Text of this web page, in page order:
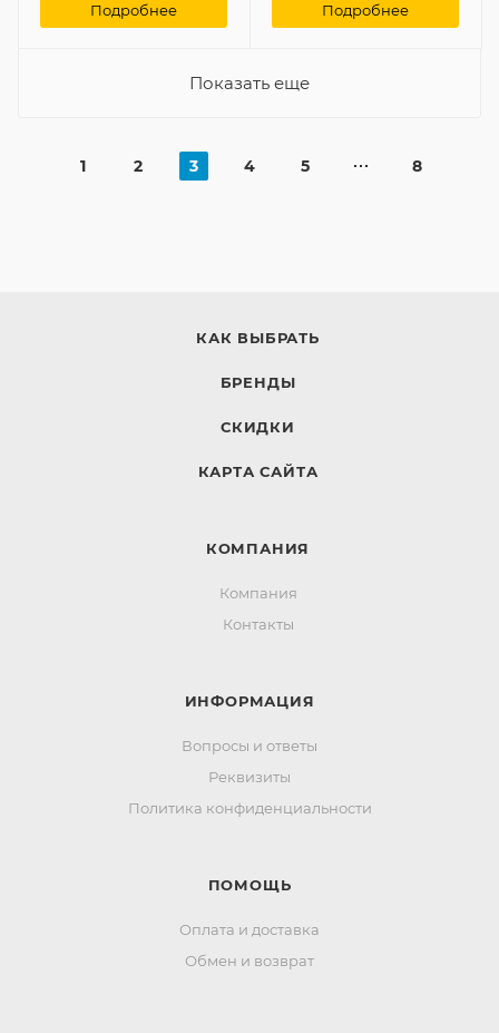
Подробнее Подробнее
Показать еще
1 2 3 4 5 8
КАК ВЫБРАТЬ
БРЕНДЫ
СКИДКИ
КАРТА САЙТА
КОМПАНИЯ
Компания
Контакты
ИНФОРМАЦИЯ
Вопросы и ответы
Реквизиты
Политика конфиденциальности
ПОМОЩЬ
Оплата и доставка
Обмен и возврат